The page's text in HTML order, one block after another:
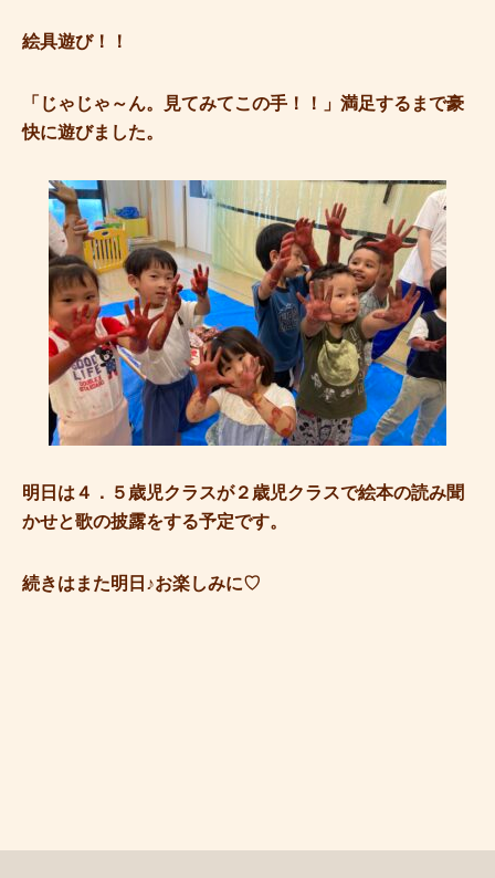
絵具遊び！！
「じゃじゃ～ん。見てみてこの手！！」満足するまで豪
快に遊びました。
明日は４．５歳児クラスが２歳児クラスで絵本の読み聞
かせと歌の披露をする予定です。
続きはまた明日♪お楽しみに♡